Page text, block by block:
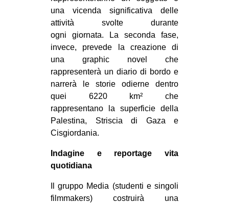
una vicenda significativa delle
attività svolte durante
ogni giornata. La seconda fase,
invece, prevede la creazione di
una graphic novel che
rappresenterà un diario di bordo e
narrerà le storie odierne dentro
quei 6220 km² che
rappresentano la superficie della
Palestina, Striscia di Gaza e
Cisgiordania.
Indagine e reportage vita
quotidiana
Il gruppo Media (studenti e singoli
filmmakers) costruirà una